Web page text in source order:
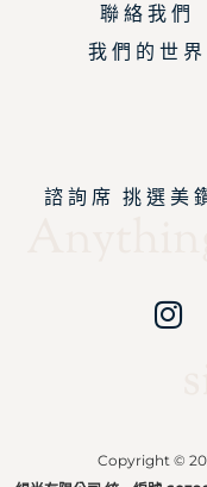
聯 絡 我 們
我 們 的 世 界
諮 詢 席 挑 選 美
Copyright ©